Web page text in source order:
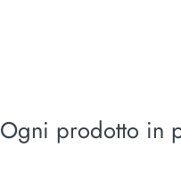
Ogni prodotto in